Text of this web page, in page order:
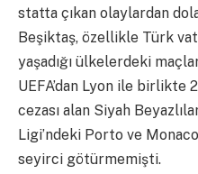
statta çıkan olaylardan
Beşiktaş, özellikle Türk
yaşadığı ülkelerdeki
UEFA’dan Lyon ile birlikte
cezası alan Siyah
Ligi’ndeki Porto ve
seyirci götürmemişti.